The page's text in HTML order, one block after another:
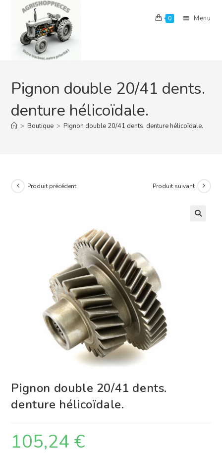
content
0 Menu
Pignon double 20/41 dents.
denture hélicoïdale.
> Boutique > Pignon double 20/41 dents. denture hélicoïdale.
Produit précédent Produit suivant
Pignon double 20/41 dents.
denture hélicoïdale.
105,24 €